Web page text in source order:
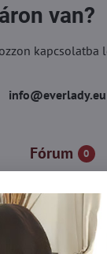
van?
kapcsolatba
info​@everlady​.eu
Fórum 0
Az elegáns